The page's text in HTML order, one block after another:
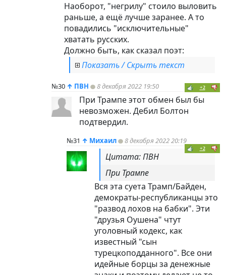
Наоборот, "негрилу" стоило выловить
раньше, а ещё лучше заранее. А то
повадились "исключительные"
хватать русских.
Должно быть, как сказал поэт:
Показать / Скрыть текст
№30 ↑ ПВН 8 декабря 2022 19:50 +2
При Трампе этот обмен был бы
невозможен. Дебил Болтон
подтвердил.
№31 ↑ Михаил 8 декабря 2022 20:19
+2
Цитата: ПВН
При Трампе
Вся эта суета Трамп/Байден,
демократы-республиканцы это
"развод лохов на бабки". Эти
"друзья Оушена" чтут
уголовный кодекс, как
известный "сын
турецкоподданного". Все они
идейные борцы за денежные